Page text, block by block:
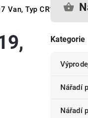
Typ CR19,
Kategorie
Nářadí
Nářadí